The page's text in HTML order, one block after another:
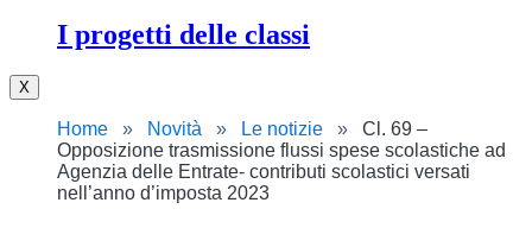
I progetti delle classi
X
Home Novità Le notizie
Cl. 69 –
Opposizione trasmissione flussi spese scolastiche ad
Agenzia delle Entrate- contributi scolastici versati
nell’anno d’imposta 2023